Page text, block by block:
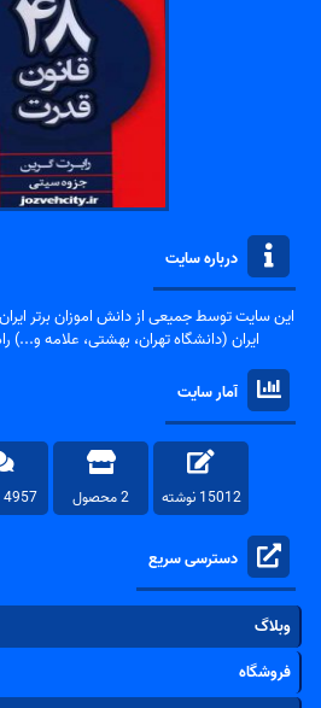
درباره سایت
این سایت توسط جمیعی از دانش اموزان برتر
ایران (دانشگاه تهران، بهشتی، علامه و...)
آمار سایت
15012 نوشته 2 محصول 4957 کامنت
دسترسی سریع
وبلاگ
فروشگاه